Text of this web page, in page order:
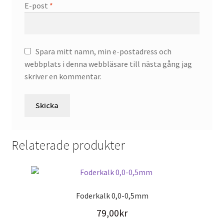
E-post *
Spara mitt namn, min e-postadress och
webbplats i denna webbläsare till nästa gång jag
skriver en kommentar.
Relaterade produkter
Foderkalk 0,0-0,5mm
79,00kr